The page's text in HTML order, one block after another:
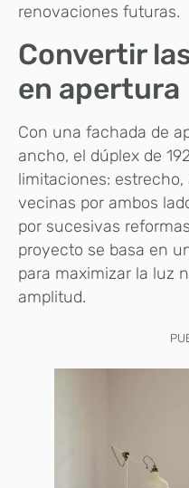
renovaciones futuras.
Convertir
en apertura
Con una fachada de
ancho, el dúplex de
limitaciones: estrecho,
vecinas por ambos
por sucesivas
proyecto se basa en
para maximizar la luz
amplitud.